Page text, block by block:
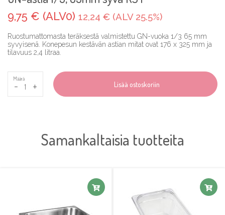
9,75 € (ALV0) 12,24 € (ALV 25.5%)
Ruostumattomasta teräksestä valmistettu GN-vuoka 1/3 65 mm
syvyisenä. Konepesun kestävän astian mitat ovat 176 x 325 mm ja
tilavuus 2,4 litraa.
Määrä
- + Lisää ostoskoriin
Samankaltaisia tuotteita